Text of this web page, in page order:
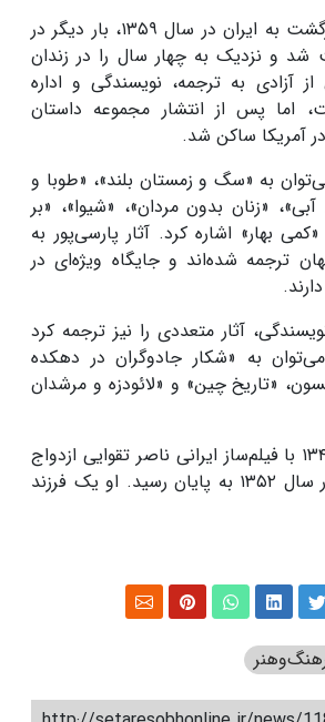
پارسی‌پور پس از بازگشت به ایران در سال ۱۳۵۹، بار دیگر در
بازداشت شد و نزدیک به چهار سال را در زندان
آزادی به ترجمه، نویسندگی و اداره
اما پس از انتشار مجموعه داستان
آمریکا ساکن شد.
به «سگ و زمستان بلند»، «طوبا و
«زنان بدون مردان»، «شیوا»، «بر
بهار» اشاره کرد. آثار پارسی‌پور به
ترجمه شده‌اند و جایگاه ویژه‌ای در
آثار متعددی را نیز ترجمه کرد
به «شکار جادوگران در دهکده
«تاریخ چین» و «لائودزه و مرشدان
پارسی‌پور در سال ۱۳۴۶ با فیلم‌ساز ایرانی ناصر تقوایی ازدواج
کرد و این ازدواج در سال ۱۳۵۲ به پایان رسید. او یک فرزند